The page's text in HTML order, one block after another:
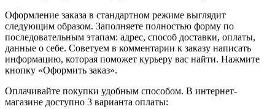
Оформление заказа в стандартном режиме выглядит
следующим образом. Заполняете полностью форму по
последовательным этапам: адрес, способ доставки, оплаты,
данные о себе. Советуем в комментарии к заказу написать
информацию, которая поможет курьеру вас найти. Нажмите
кнопку «Оформить заказ».
Оплачивайте покупки удобным способом. В интернет-
магазине доступно 3 варианта оплаты: